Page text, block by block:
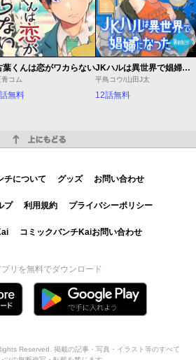
葉くんは恋がワカらない
青コム
無料
JKハルは異世界で娼婦になった Winter
平鳥コウ/山田J太
12話無料
チについて グッズ お問い合わせ
プ 利用規約 プライバシーポリシー
コミックバンチKaiお問い合わせ
リを無料でダウンロード
Reserved. 掲載の記事・写真・イラスト等のすべて